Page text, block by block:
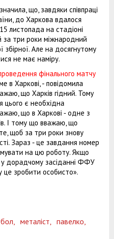
що, завдяки співпраці
до Харкова вдалося
листопада на стадіоні
три роки міжнародний
збірної. Але на досягнутому
не має наміру.
фінального матчу
в Харкові, - повідомила
що Харків гідний. Тому
є необхідна
що в Харкові - одне з
І тому що вважаю, що
щоб за три роки знову
Зараз - це завдання номер
на цю роботу. Якщо
у дорадчому засіданні ФФУ
це зробити особисто».
металіст,
павелко,